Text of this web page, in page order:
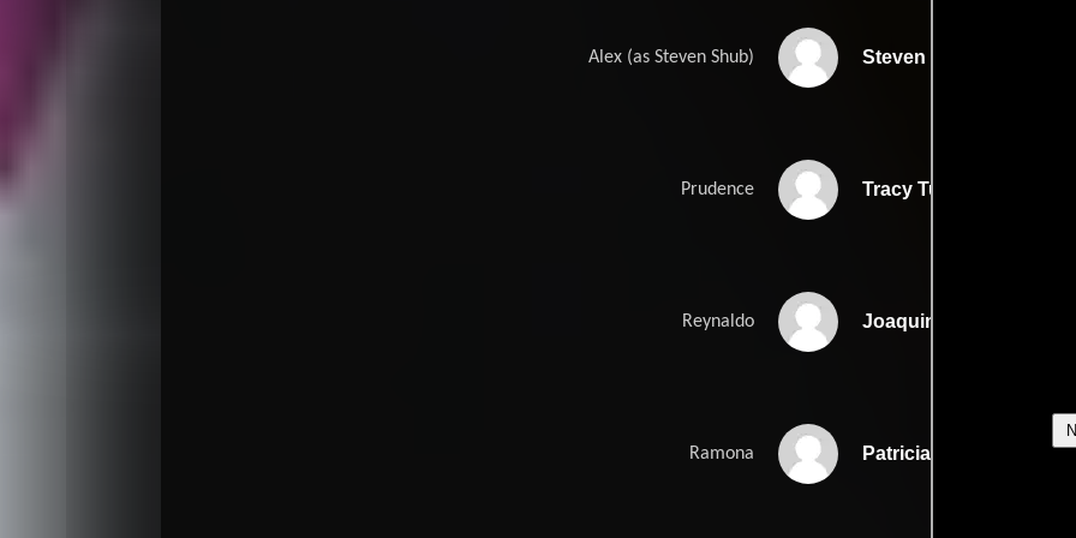
Alex (as Steven Shub) Steven Schub
Prudence Tracy Tutor
Reynaldo Joaquim de Almeida
Ramona Patricia Velasquez